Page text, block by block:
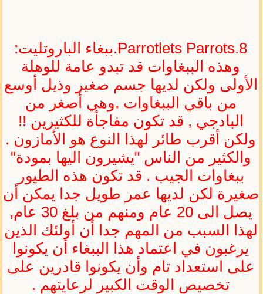
Parrotlets Parrots.8.ببغاء الباروتليت:
وهذه الببغاوات قد تبدو عامة للوهلة
الأولى ولكن لديها جسم صغير وذيل أوسع
من باقي الببغاوات .وهي أصغر من
البادجي , قد تكون مفاجأة للكثيرين !!
ولكن أقرب طائر لهذا النوع هو الأمازون .
والكثير من الناس "يشيرون اليها بمودة"
ببغاوات الجيب . قد تكون هذه الطيور
صغيرة لكن لديها عمر طويل جدا يمكن أن
يصل الى 20 عام ومنهم من بلغ 30 عام,
لهذا السبب من المهم جدا أن أولئك الذين
يرغبون في اعتماد هذا الببغاء أن يكونوا
على استعداد تام وأن يكونوا قادرين على
تخصيص الوقت الكبير لرعايتهم .